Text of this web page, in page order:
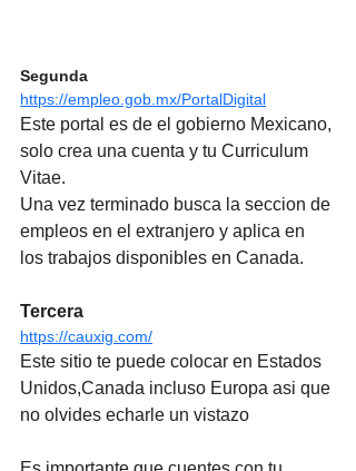
Segunda
https://empleo.gob.mx/PortalDigital
Este portal es de el gobierno Mexicano,
solo crea una cuenta y tu Curriculum
Vitae.
Una vez terminado busca la seccion de
empleos en el extranjero y aplica en
los trabajos disponibles en Canada.
Tercera
https://cauxig.com/
Este sitio te puede colocar en Estados
Unidos,Canada incluso Europa asi que
no olvides echarle un vistazo